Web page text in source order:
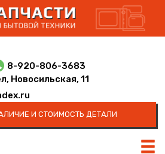
8-920-806-3683
Новосильская, 11
И СТОИМОСТЬ ДЕТАЛИ